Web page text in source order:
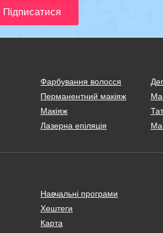
Фарбування волосся
Перманентний макіяж
Макіяж
Лазерна епіляція
Навчальні програми
Хештеги
Карта